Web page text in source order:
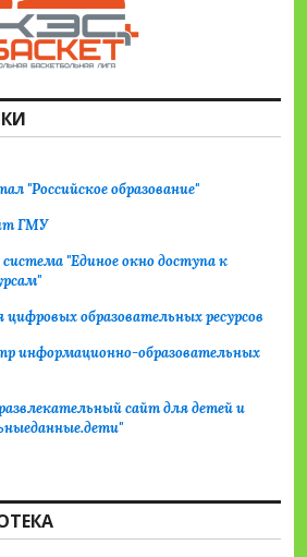
"Российское образование"
ГМУ
"Единое окно доступа к
образовательных ресурсов
информационно-образовательных
сайт для детей и